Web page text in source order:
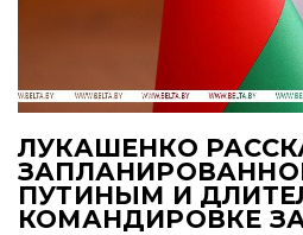
ЛУКАШЕНКО
ПУТИНЫМ И
КОМАНДИРОВКЕ